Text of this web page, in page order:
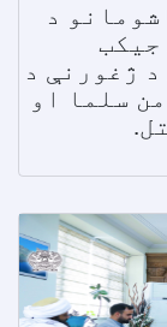
د
جیکب
ژغورنې د
سلما او